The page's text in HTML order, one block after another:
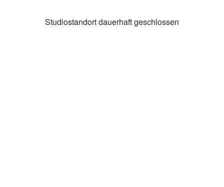
Studiostandort dauerhaft geschlossen